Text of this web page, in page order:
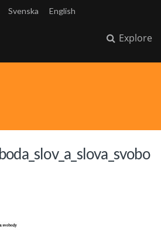
Svenska English
Explore